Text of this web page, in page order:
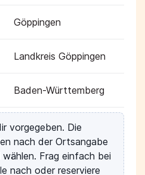
Göppingen
Landkreis Göppingen
Baden-Württemberg
vorgegeben. Die
nach der Ortsangabe
Frag einfach bei
nach oder reserviere